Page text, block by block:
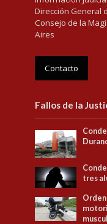
Dirección General
Consejo de la
Aires
Contacto
Fallos de la
tres